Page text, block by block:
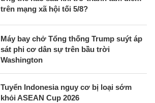
trên mạng xã hội tối 5/8?
Máy bay chở Tổng thống Trump suýt áp
sát phi cơ dân sự trên bầu trời
Washington
Tuyển Indonesia nguy cơ bị loại sớm
khỏi ASEAN Cup 2026